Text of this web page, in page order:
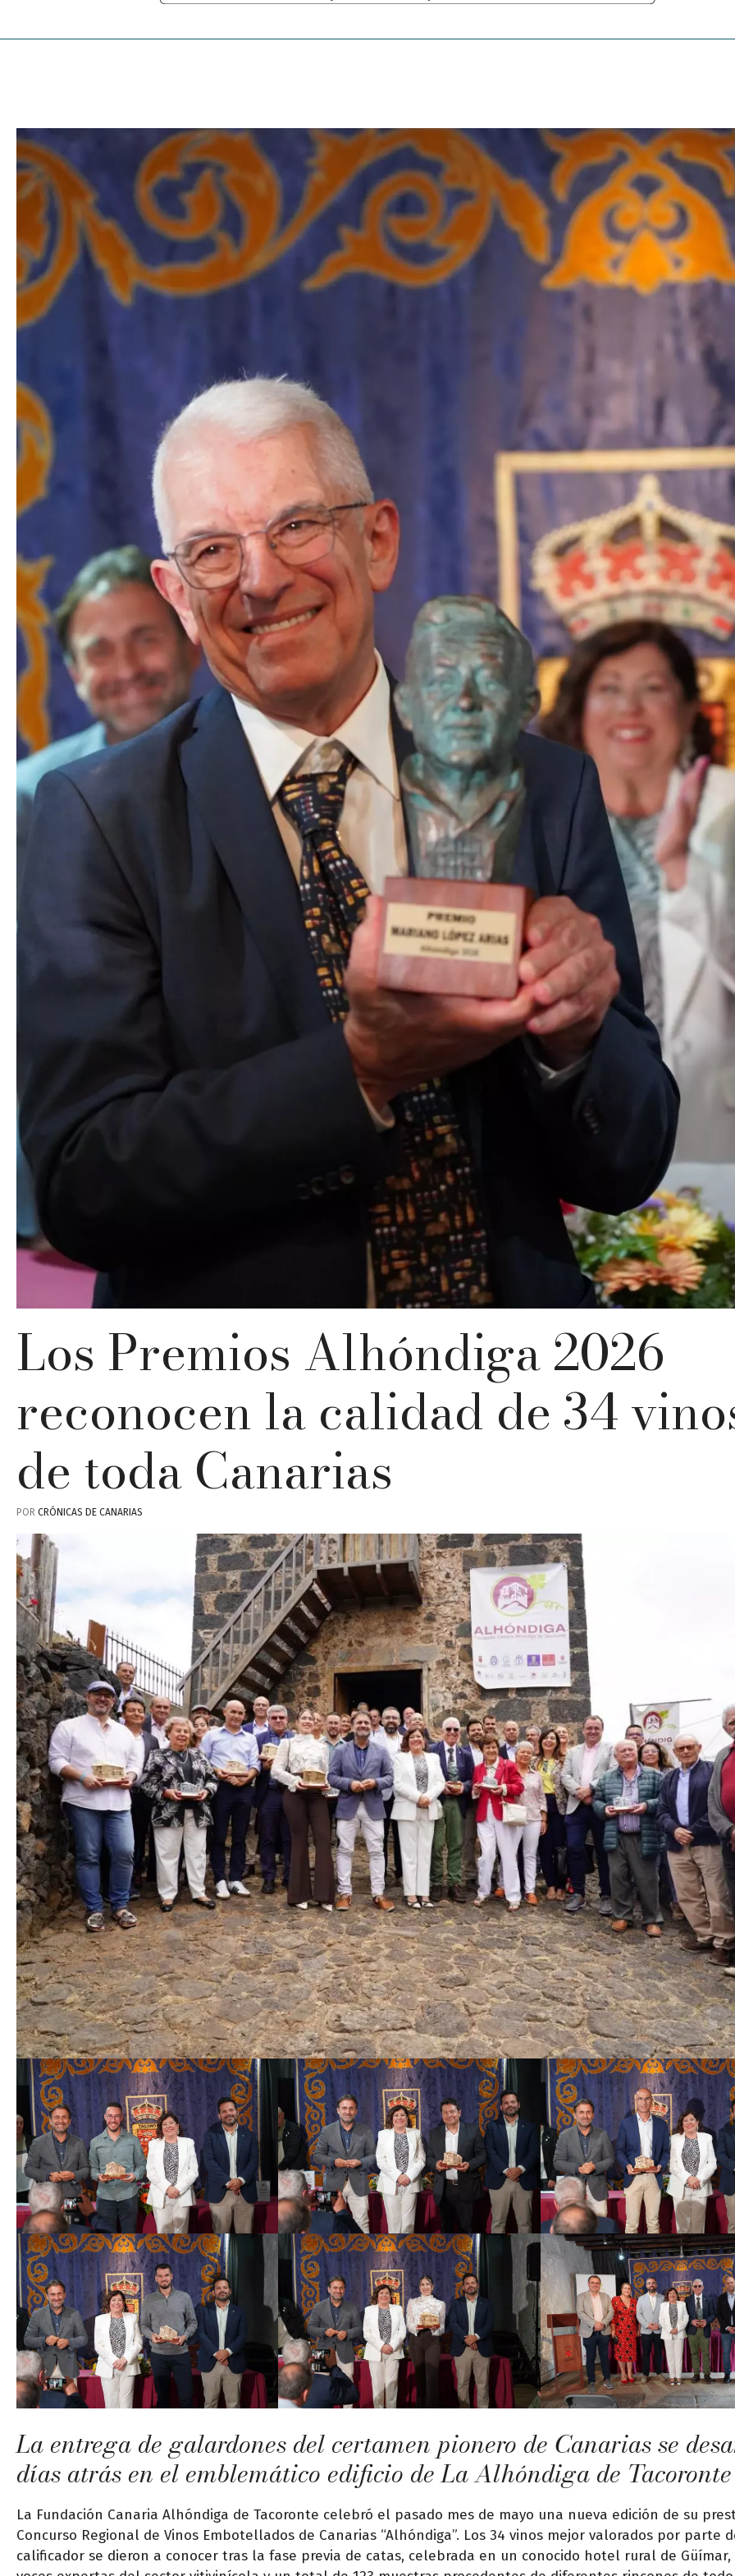
Los Premios Alhóndiga 2026
reconocen la calidad de 34
de toda Canarias
POR CRÓNICAS DE CANARIAS
La entrega de galardones del certamen pionero de Canarias se
días atrás en el emblemático edificio de La Alhóndiga de Tacoronte
La Fundación Canaria Alhóndiga de Tacoronte celebró el pasado mes de mayo una nueva edición de su
Concurso Regional de Vinos Embotellados de Canarias “Alhóndiga”. Los 34 vinos mejor valorados por parte
calificador se dieron a conocer tras la fase previa de catas, celebrada en un conocido hotel rural de Güímar,